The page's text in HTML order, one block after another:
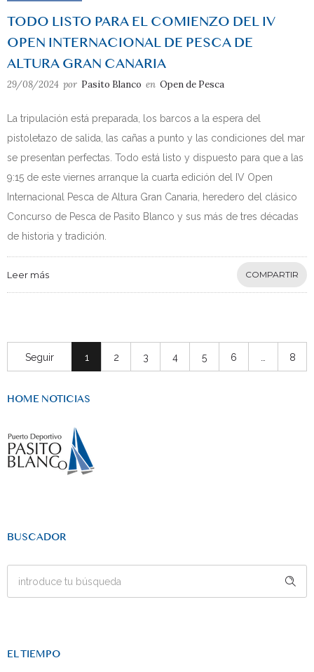
TODO LISTO PARA EL COMIENZO DEL IV
OPEN INTERNACIONAL DE PESCA DE
ALTURA GRAN CANARIA
29/08/2024 por Pasito Blanco en Open de Pesca
La tripulación está preparada, los barcos a la espera del
pistoletazo de salida, las cañas a punto y las condiciones del mar
se presentan perfectas. Todo está listo y dispuesto para que a las
9:15 de este viernes arranque la cuarta edición del IV Open
Internacional Pesca de Altura Gran Canaria, heredero del clásico
Concurso de Pesca de Pasito Blanco y sus más de tres décadas
de historia y tradición.
Leer más COMPARTIR
Seguir 1 2 3 4 5 6 … 8
HOME NOTICIAS
BUSCADOR
EL TIEMPO